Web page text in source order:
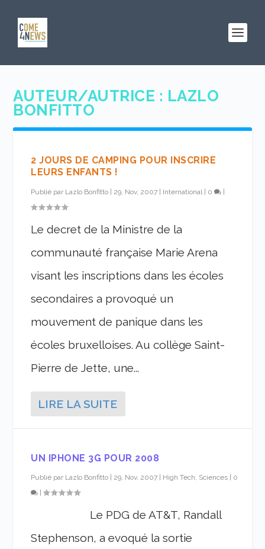
AUTEUR/AUTRICE : LAZLO
BONFITTO
2 JOURS DE CAMPING POUR INSCRIRE
LEURS ENFANTS !
Publié par Lazlo Bonfitto 29, Nov, 2007 International| 0
Le decret de la Ministre de la
communauté française Marie Arena
visant les inscriptions dans les écoles
secondaires a provoqué un
mouvement de panique dans les
écoles bruxelloises. Au collège Saint-
Pierre de Jette, une...
LIRE LA SUITE
UN IPHONE 3G POUR 2008
Publié par Lazlo Bonfitto 29, Nov, 2007 High Tech, Sciences
0
|
Le PDG de AT&T, Randall
Stephenson, a evoqué la sortie